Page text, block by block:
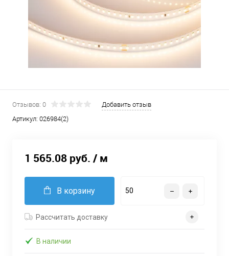
Отзывов: 0
Добавить отзыв
Артикул: 026984(2)
1 565.08 руб. / м
В корзину
Рассчитать доставку
В наличии